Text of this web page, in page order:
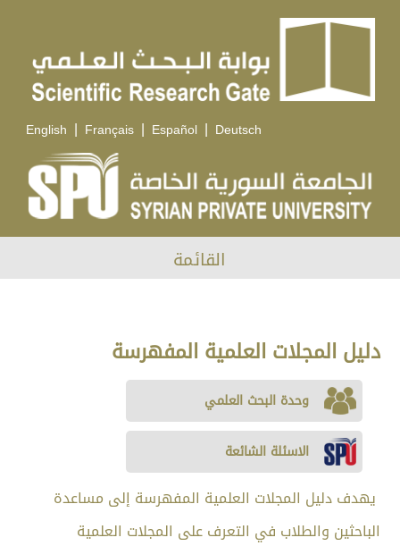
English | Français | Español | Deutsch
القائمة
دليل المجلات العلمية المفهرسة
وحدة البحث العلمي
الاسئلة الشائعة
يهدف دليل المجلات العلمية المفهرسة إلى مساعدة
الباحثين والطلاب في التعرف على المجلات العلمية